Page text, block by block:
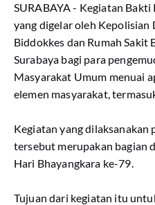
SURABAYA - Kegiatan
yang digelar oleh Kepolisian
Biddokkes dan Rumah Sakit
Surabaya bagi para
Masyarakat Umum menuai
elemen masyarakat,
Kegiatan yang dilaksanakan
tersebut merupakan bagian
Hari Bhayangkara ke-79.
Tujuan dari kegiatan itu